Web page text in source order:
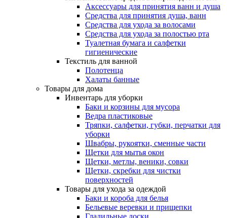
Аксессуары для принятия ванн и душа
Средства для принятия душа, ванн
Средства для ухода за волосами
Средства для ухода за полостью рта
Туалетная бумага и салфетки
гигиенические
Текстиль для ванной
Полотенца
Халаты банные
Товары для дома
Инвентарь для уборки
Баки и корзины для мусора
Ведра пластиковые
Тряпки, салфетки, губки, перчатки для
уборки
Швабры, рукоятки, сменные части
Щетки для мытья окон
Щетки, метлы, веники, совки
Щетки, скребки для чистки
поверхностей
Товары для ухода за одеждой
Баки и короба для белья
Бельевые веревки и прищепки
Гладильные доски